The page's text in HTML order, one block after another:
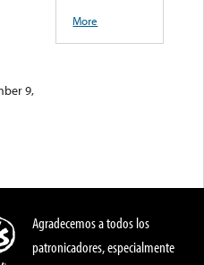
9,
More
Agradecemos a todos los
patronicadores, especialmente